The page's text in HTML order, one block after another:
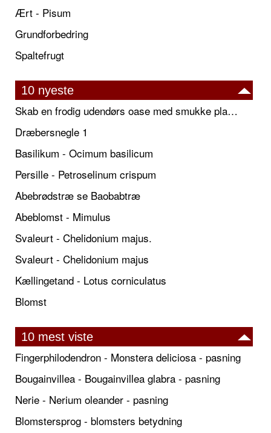
Ært - Pisum
Grundforbedring
Spaltefrugt
10 nyeste
Skab en frodig udendørs oase med smukke plantekrukker og elegante espalier
Dræbersnegle 1
Basilikum - Ocimum basilicum
Persille - Petroselinum crispum
Abebrødstræ se Baobabtræ
Abeblomst - Mimulus
Svaleurt - Chelidonium majus.
Svaleurt - Chelidonium majus
Kællingetand - Lotus corniculatus
Blomst
10 mest viste
Fingerphilodendron - Monstera deliciosa - pasning
Bougainvillea - Bougainvillea glabra - pasning
Nerie - Nerium oleander - pasning
Blomstersprog - blomsters betydning